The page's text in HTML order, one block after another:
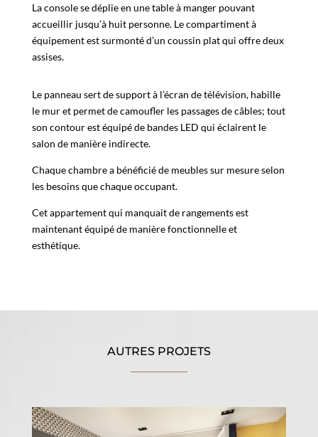
La console se déplie en une table à manger pouvant
accueillir jusqu’à huit personne. Le compartiment à
équipement est surmonté d’un coussin plat qui offre deux
assises.
Le panneau sert de support à l’écran de télévision, habille
le mur et permet de camoufler les passages de câbles; tout
son contour est équipé de bandes LED qui éclairent le
salon de manière indirecte.
Chaque chambre a bénéficié de meubles sur mesure selon
les besoins que chaque occupant.
Cet appartement qui manquait de rangements est
maintenant équipé de manière fonctionnelle et
esthétique.
AUTRES PROJETS